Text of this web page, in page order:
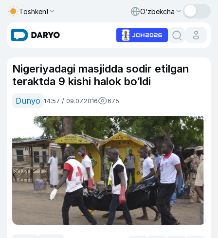
Toshkent O‘zbekcha
Nigeriyadagi masjidda sodir etilgan
teraktda 9 kishi halok bo‘ldi
Dunyo 14:57 / 09.07.2016 675